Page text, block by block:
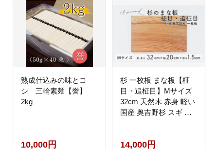
熟成仕込みの味とコ
シ 三輪素麺【誉】
2kg
10,000円
杉 一枚板 まな板【柾
目・追柾目】Mサイズ
32cm 天然木 赤身 軽い
国産 奥吉野杉 スギ カ
ッチン 台所 家事 料理
14,000円